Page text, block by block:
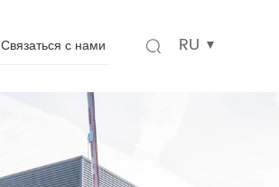
Связаться с нами RU